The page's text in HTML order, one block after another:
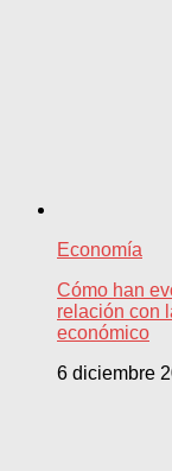
Economía
Cómo han
relación con
económico
6 diciembre